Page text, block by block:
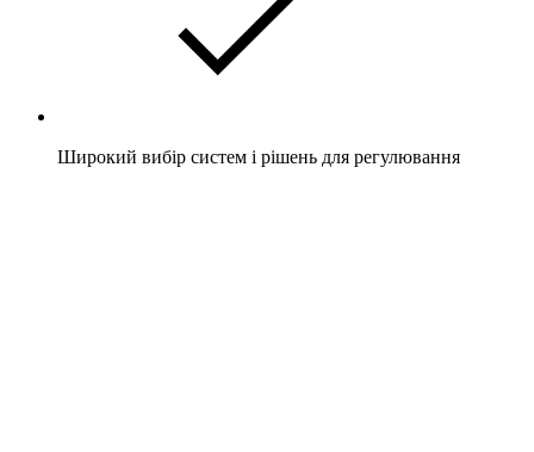
Широкий вибір систем і рішень для регулювання